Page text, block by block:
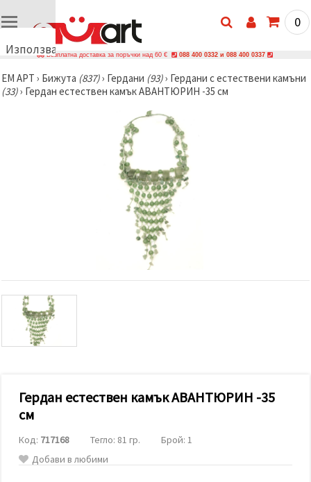
Използваме
🍪
Използваме
да
показваме
релевантно
съдържание
и реклами,
включително
за анализ
маркетинг.
съгласиш
0
Безплатна доставка за поръчки над 60 € 088 400 0332 и 088 400 0337
ЕМ АРТ › Бижутa (837)› Гердани (93)› Гердани с естествени камъни
(33)› Гердан естествен камък АВАНТЮРИН -35 см
Гердан естествен камък АВАНТЮРИН -35
см
Код: 717168 Тегло: 81 гр.
Брой: 1
Добави в любими